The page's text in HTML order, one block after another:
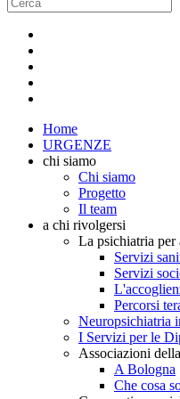
Home
URGENZE
chi siamo
Chi siamo
Progetto
Il team
a chi rivolgersi
La psichiatria per
Servizi
Servizi
Percorsi
Neuropsichiatria
I Servizi per le
Associazioni
A Bologna
Che cosa